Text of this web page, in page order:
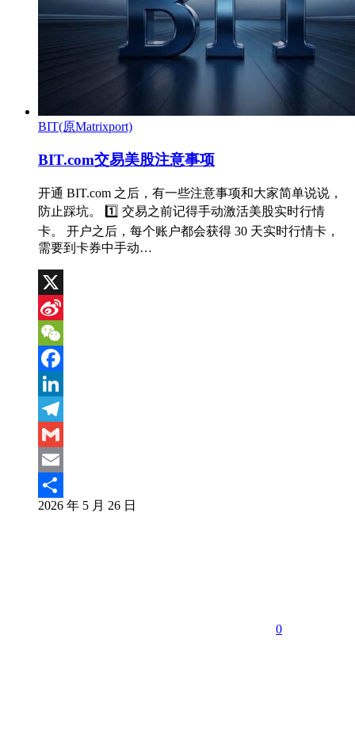
BIT(原Matrixport)
BIT.com交易美股注意事项
开通 BIT.com 之后，有一些注意事项和大家简单说说，
防止踩坑。 1️⃣ 交易之前记得手动激活美股实时行情
卡。 开户之后，每个账户都会获得 30 天实时行情卡，
需要到卡券中手动…
X
Sina
Weibo
WeChat
Facebook
LinkedIn
Telegram
Gmail
Email
分
2026 年 5 月 26 日
0